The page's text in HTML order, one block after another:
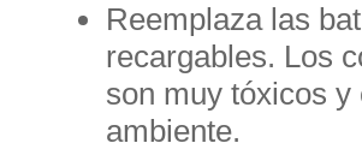
Reemplaza las
recargables. Los
son muy tóxicos
ambiente.